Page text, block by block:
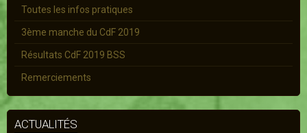
Toutes les infos pratiques
3ème manche du CdF 2019
Résultats CdF 2019 BSS
Remerciements
ACTUALITÉS